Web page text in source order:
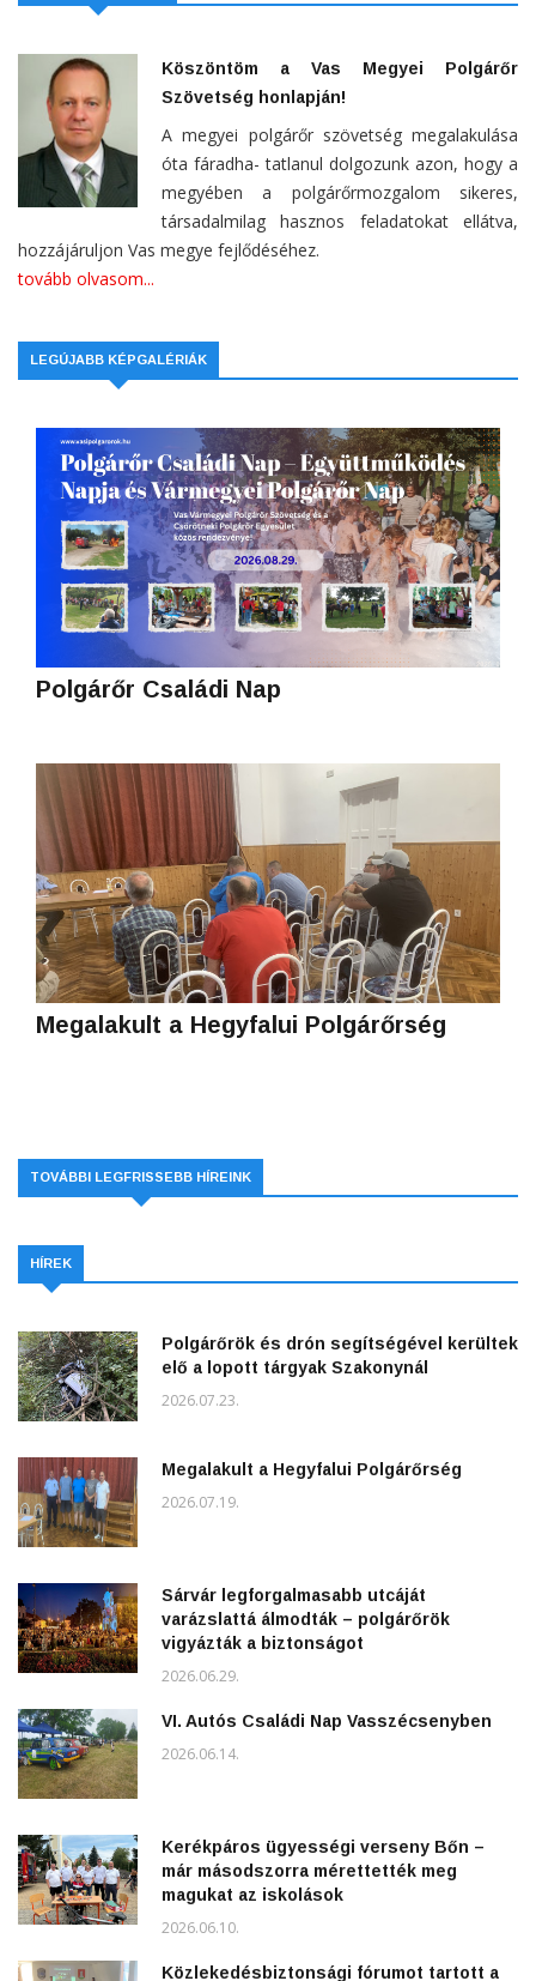
Köszöntöm a Vas Megyei Polgárőr
Szövetség honlapján!
A megyei polgárőr szövetség megalakulása
óta fáradha- tatlanul dolgozunk azon, hogy a
megyében a polgárőrmozgalom sikeres,
társadalmilag hasznos feladatokat ellátva,
hozzájáruljon Vas megye fejlődéséhez.
tovább olvasom...
LEGÚJABB KÉPGALÉRIÁK
Polgárőr Családi Nap
Megalakult a Hegyfalui Polgárőrség
TOVÁBBI LEGFRISSEBB HÍREINK
HÍREK
Polgárőrök és drón segítségével kerültek
elő a lopott tárgyak Szakonynál
2026.07.23.
Megalakult a Hegyfalui Polgárőrség
2026.07.19.
Sárvár legforgalmasabb utcáját
varázslattá álmodták – polgárőrök
vigyázták a biztonságot
2026.06.29.
VI. Autós Családi Nap Vasszécsenyben
2026.06.14.
Kerékpáros ügyességi verseny Bőn –
már másodszorra mérettették meg
magukat az iskolások
2026.06.10.
Közlekedésbiztonsági fórumot tartott a